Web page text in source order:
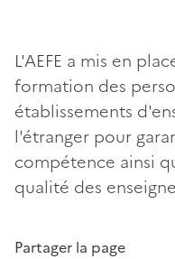
L'AEFE a mis en
formation des
établissements
l'étranger pour
compétence ainsi
qualité des
Partager la page